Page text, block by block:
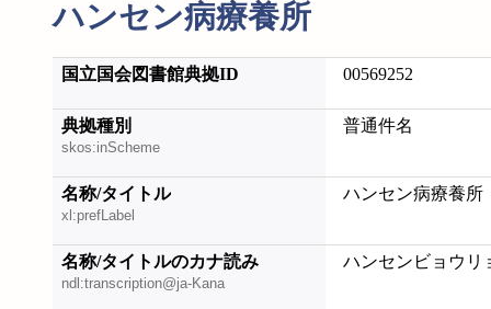
ハンセン病療養所
国立国会図書館典拠ID 00569252
典拠種別
skos:inScheme
普通件名
名称/タイトル
xl:prefLabel
ハンセン病療養所
名称/タイトルのカナ読み
ndl:transcription@ja-Kana
ハンセンビョウリ